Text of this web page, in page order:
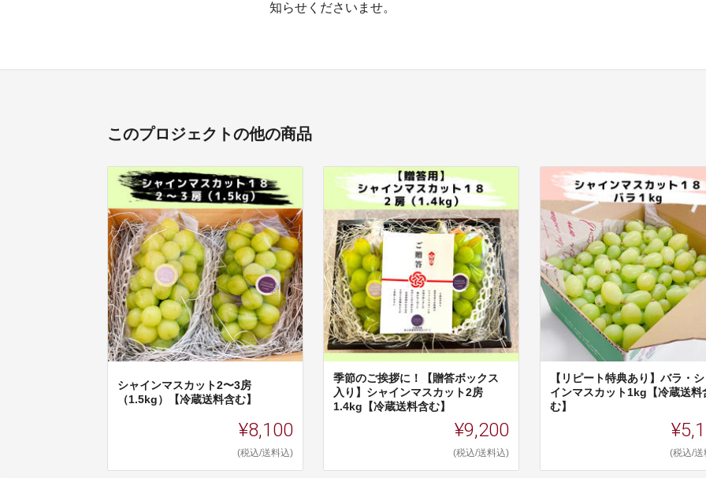
知らせくださいませ。
このプロジェクトの他の商品
シャインマスカット2〜3房
（1.5kg）【冷蔵送料含む】
¥8,100
(税込/送料込)
季節のご挨拶に！【贈答ボックス
入り】シャインマスカット2房
1.4kg【冷蔵送料含む】
¥9,200
(税込/送料込)
【リピート特典あり】バラ・
インマスカット1kg【冷蔵送料
む】
(税込/送